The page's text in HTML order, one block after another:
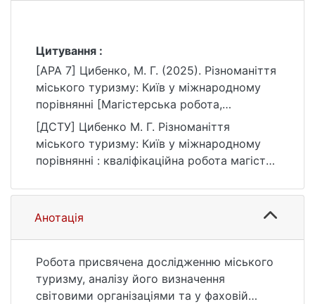
Цитування :
[APA 7] Цибенко, М. Г. (2025). Різноманіття
міського туризму: Київ у міжнародному
порівнянні [Магістерська робота,
Київський національний університет імені
Тараса Шевченка]. eKNUTSHIR.
https://ir.library.knu.ua/handle/15071834/668
[ДСТУ] Цибенко М. Г. Різноманіття
міського туризму: Київ у міжнародному
порівнянні : кваліфікаційна робота магістра
Київ, 2025. URL:
https://ir.library.knu.ua/handle/15071834/668
9 (дата звернення: 25.07.2026).
Анотація
Робота присвячена дослідженню міського
туризму, аналізу його визначення
світовими організаціями та у фаховій